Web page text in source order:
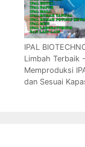
IPAL
Limbah Terbaik
Memproduksi
dan Sesuai